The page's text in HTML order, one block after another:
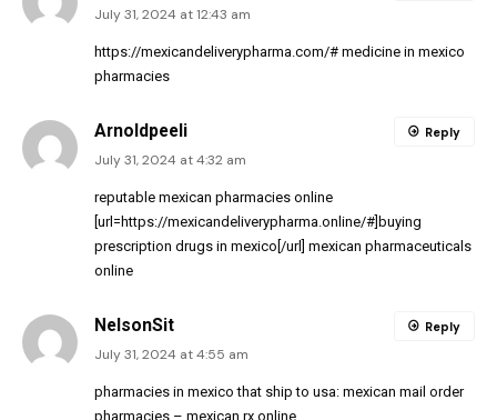
July 31, 2024 at 12:43 am
https://mexicandeliverypharma.com/# medicine in mexico
pharmacies
Arnoldpeeli
July 31, 2024 at 4:32 am
reputable mexican pharmacies online
[url=https://mexicandeliverypharma.online/#]buying
prescription drugs in mexico[/url] mexican pharmaceuticals
online
Reply
NelsonSit
July 31, 2024 at 4:55 am
pharmacies in mexico that ship to usa: mexican mail order
pharmacies – mexican rx online
Reply